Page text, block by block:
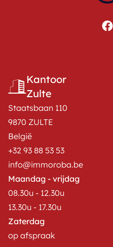
Kantoor
Zulte
Staatsbaan 110
9870 ZULTE
België
+32 93 88 53 53
info@immoroba.be
Maandag - vrijdag
08.30u - 12.30u
13.30u - 17.30u
Zaterdag
op afspraak